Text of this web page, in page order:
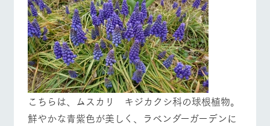
こちらは、ムスカリ キジカクシ科の球根植物。
鮮やかな青紫色が美しく、ラベンダーガーデンに